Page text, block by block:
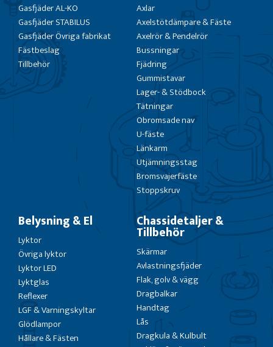
Gasfjäder AL-KO
Gasfjäder STABILUS
Gasfjäder Övriga fabrikat
Fästbeslag
Tillbehör
Axlar
Axelstötdämpare & Fäste
Axelrör & Pendelrör
Bussningar
Fjädring
Gummistavar
Lager- & Stödbock
Tätningar
Obromsade nav
U-fäste
Länkarm
Utjämningsstag
Bromsvajerfäste
Stoppskruv
Belysning & El
Lyktor
Övriga lyktor
Lyktor LED
Lyktglas
Reflexer
LGF & Varningskyltar
Glödlampor
Hållare & Fästen
Chassidetaljer &
Tillbehör
Skärmar
Avlastningsfjäder
Flak, golv & vägg
Dragbalkar
Handtag
Lås
Dragkula & Kulbult